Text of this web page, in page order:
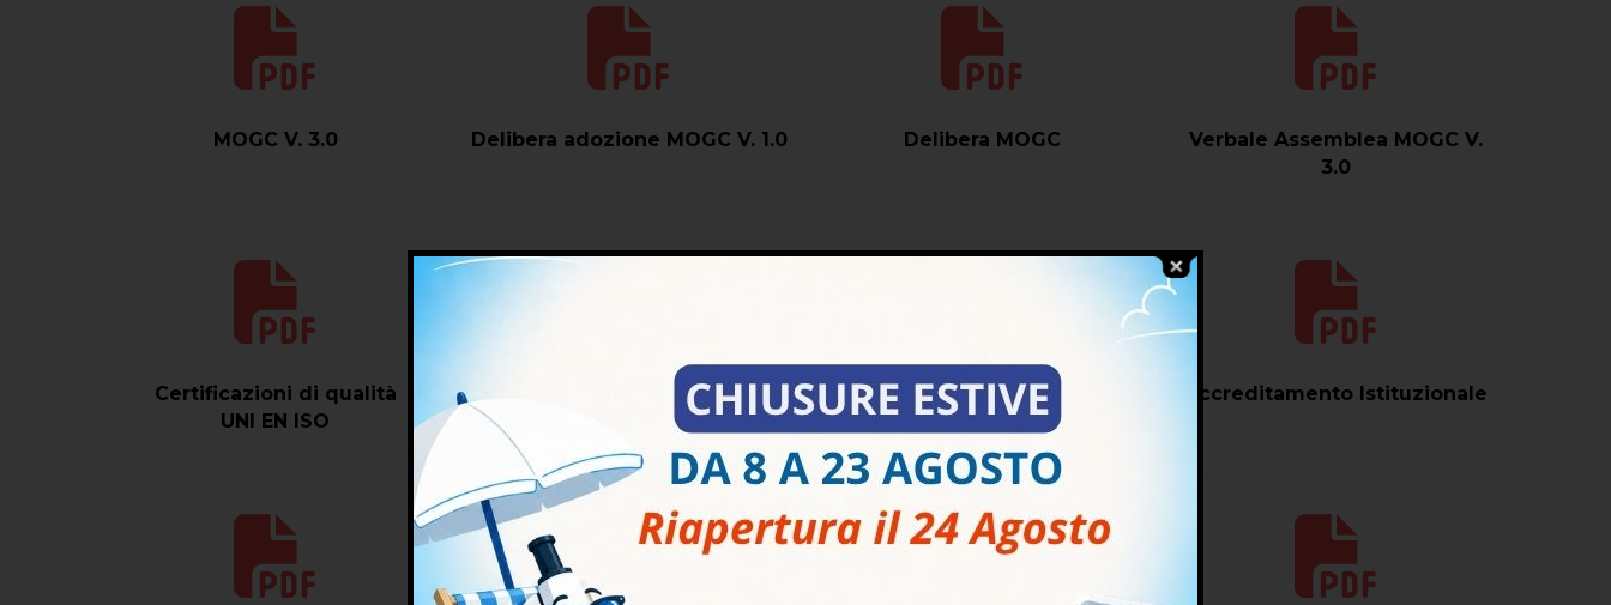
MOGC V. 3.0 Delibera adozione MOGC V. 1.0 Delibera MOGC
Verbale Assemblea MOGC V.
3.0
Certificazioni di qualità
UNI EN ISO
Certificato Competenza Odv Nomina OdV Accreditamento Istituzionale